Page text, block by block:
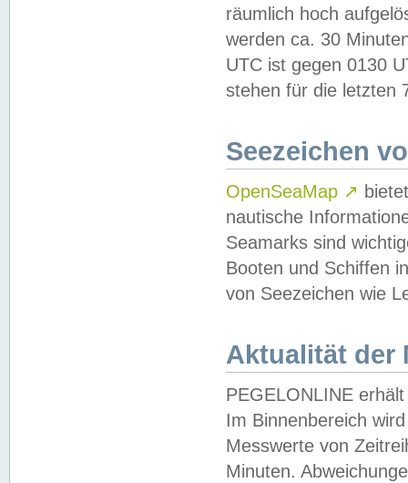
räumlich hoch
werden ca. 30
UTC ist gegen 0130
stehen für die letzten
Seezeichen
OpenSeaMap ↗
nautische
Seamarks sind
Booten und Schiffen
von Seezeichen wie
Aktualität der
PEGELONLINE
Im Binnenbereich
Messwerte von
Minuten.